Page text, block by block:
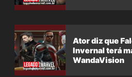
Ator diz que
Invernal terá
WandaVision